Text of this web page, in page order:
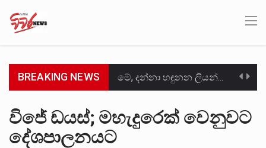
BREAKING NEWS මේ, දන්නා හඳුනන ලියන්නකුගේ නන්නාඳුනන අඩවියක සැරිසරා ලද ආස්වාදනීය මොහොතක සිංහාවලෝකනයකි .කෙටි කවියක දිගු බර…
සංවිධානාත්මක අපරාධකරුවකු වන ලොකු පැටිගේ ප්‍රධාන වෙඩික්කරු බවට සැක කරන ගිං ගඟේ ගිල්වා මරා දමා…
විජේ ඩයස්; මහැදුරෙක් වෙනුවට
දේශපාලනයට